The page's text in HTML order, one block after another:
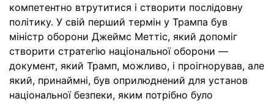
компетентно втрутитися і створити послідовну
політику. У свій перший термін у Трампа був
міністр оборони Джеймс Меттіс, який допоміг
створити стратегію національної оборони —
документ, який Трамп, можливо, і проігнорував, але
який, принаймні, був оприлюднений для установ
національної безпеки, яким потрібно було